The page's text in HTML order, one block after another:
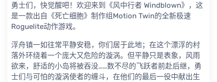
勇士们，快觉醒吧！欢迎来到《风中行者 Windblown》，这
是一款出自《死亡细胞》制作组Motion Twin的全新极速
Roguelite动作游戏。
浮舟镇一如往常平静安稳，你们居于此地；在这个漂浮的村
落外环绕着一个庞大又危险的漩涡。但平静只是表象，风雨
欲来，舒适的小岛将被吞没……数不尽的飞跃者前赴后继，勇
士们与可怕的漩涡使者的缠斗，在他们的最后一役中献出生